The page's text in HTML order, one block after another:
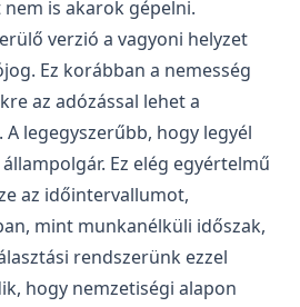
is akarok gépelni.
verzió a vagyoni helyzet
Ez korábban a nemesség
az adózással lehet a
legegyszerűbb, hogy legyél
Ez elég egyértelmű
az időintervallumot,
mint munkanélküli időszak,
rendszerünk ezzel
hogy nemzetiségi alapon